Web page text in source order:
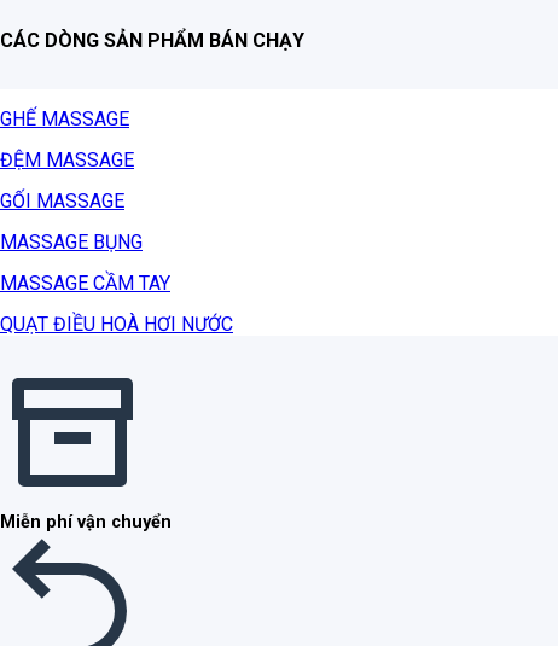
CÁC DÒNG SẢN PHẨM BÁN CHẠY
GHẾ MASSAGE
ĐỆM MASSAGE
GỐI MASSAGE
MASSAGE BỤNG
MASSAGE CẦM TAY
QUẠT ĐIỀU HOÀ HƠI NƯỚC
Miễn phí vận chuyển